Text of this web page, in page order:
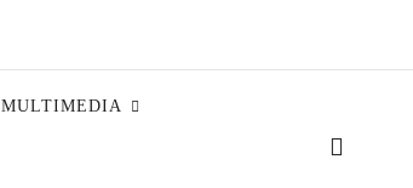
MULTIMEDIA